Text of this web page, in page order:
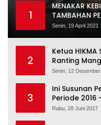
1
MENAKAR
TAMBAHAN
Senin, 19 April 2021
2
Ketua HIKMA
Ranting
Senin, 12
3
Ini Susunan
Periode 2016
Rabu, 28 Juni 2017